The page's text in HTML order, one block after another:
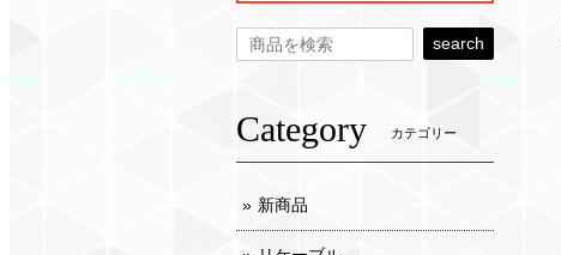
search
Category カテゴリー
新商品